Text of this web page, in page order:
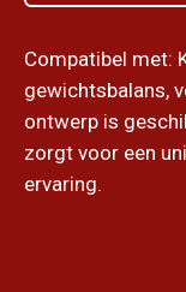
Compatibel met:
gewichtsbalans,
ontwerp is
zorgt voor een
ervaring.